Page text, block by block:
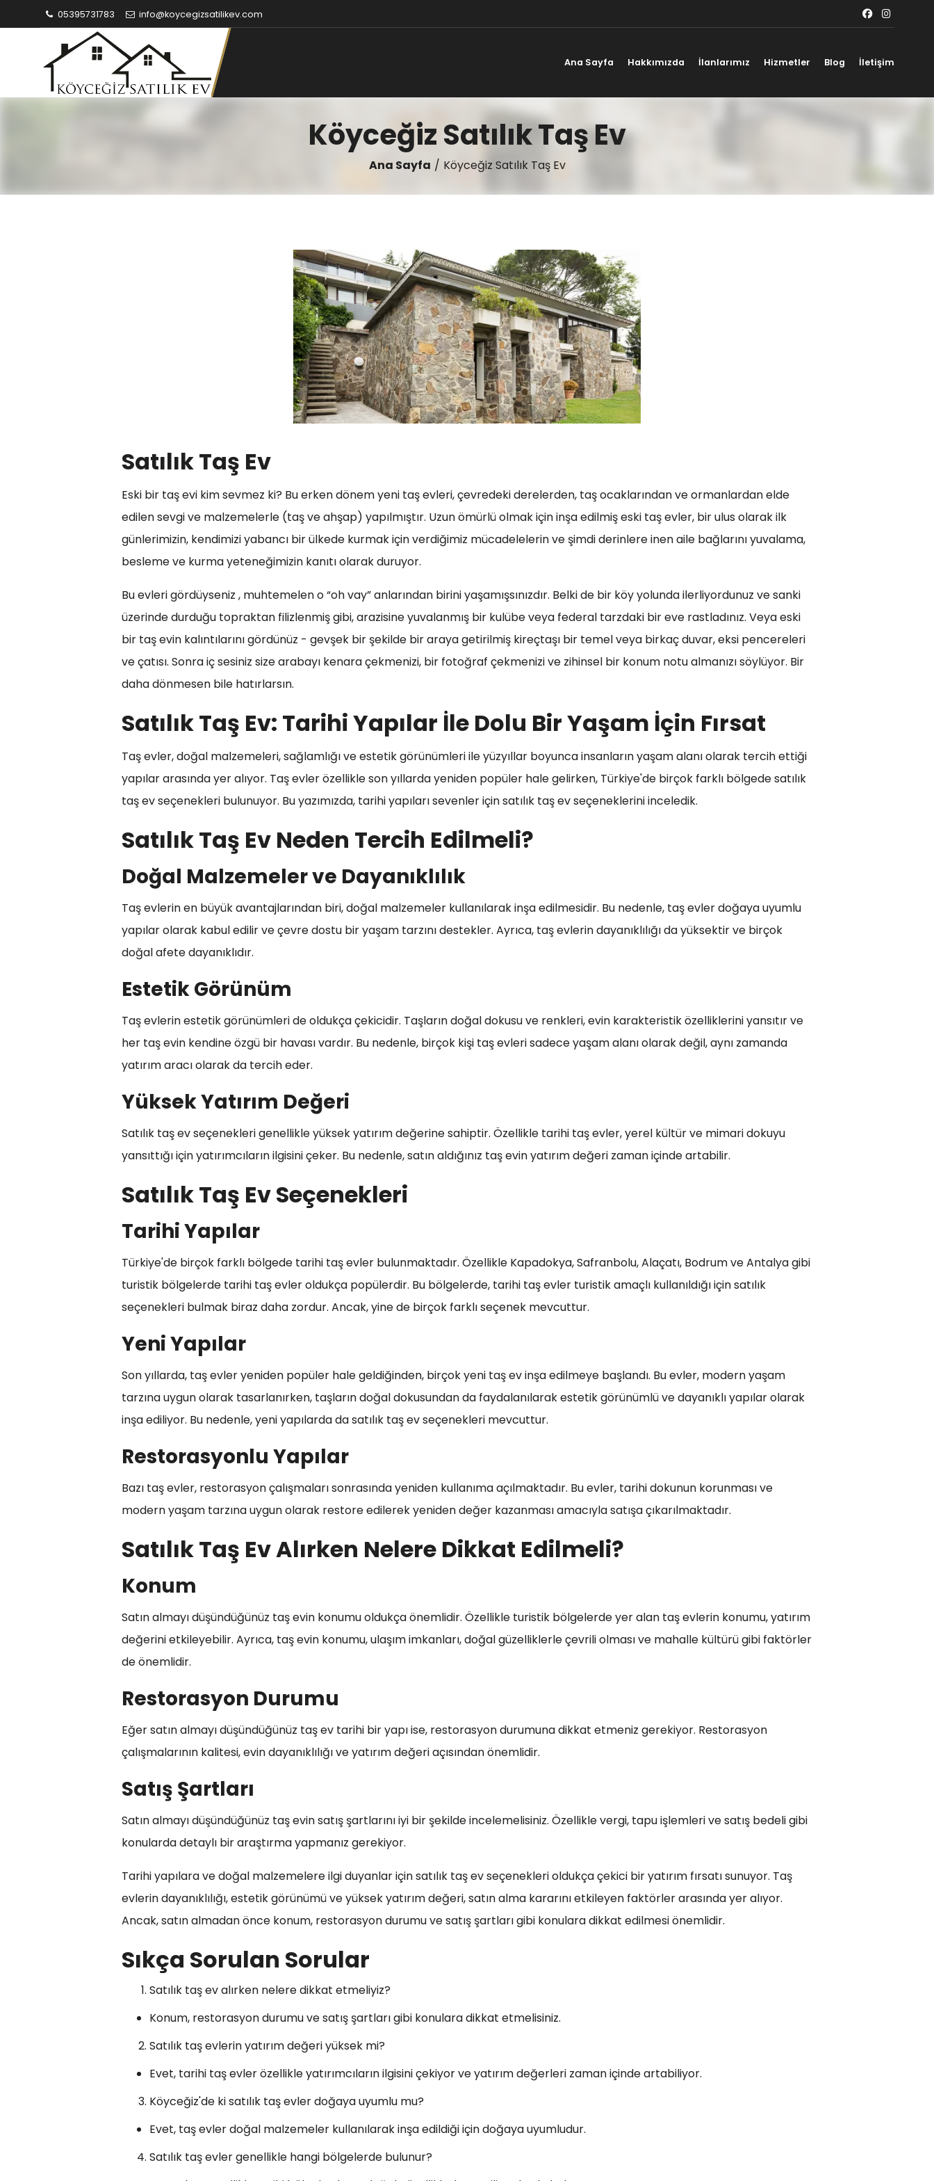
05395731783 info@koycegizsatilikev.com
Ana Sayfa Hakkımızda İlanlarımız Hizmetler Blog İletişim
Köyceğiz Satılık Taş Ev
Ana Sayfa Köyceğiz Satılık Taş Ev
Satılık Taş Ev
Eski bir taş evi kim sevmez ki? Bu erken dönem yeni taş evleri, çevredeki derelerden, taş ocaklarından ve ormanlardan elde
edilen sevgi ve malzemelerle (taş ve ahşap) yapılmıştır. Uzun ömürlü olmak için inşa edilmiş eski taş evler, bir ulus olarak ilk
günlerimizin, kendimizi yabancı bir ülkede kurmak için verdiğimiz mücadelelerin ve şimdi derinlere inen aile bağlarını yuvalama,
besleme ve kurma yeteneğimizin kanıtı olarak duruyor.
Bu evleri gördüyseniz , muhtemelen o “oh vay” anlarından birini yaşamışsınızdır. Belki de bir köy yolunda ilerliyordunuz ve sanki
üzerinde durduğu topraktan filizlenmiş gibi, arazisine yuvalanmış bir kulübe veya federal tarzdaki bir eve rastladınız. Veya eski
bir taş evin kalıntılarını gördünüz - gevşek bir şekilde bir araya getirilmiş kireçtaşı bir temel veya birkaç duvar, eksi pencereleri
ve çatısı. Sonra iç sesiniz size arabayı kenara çekmenizi, bir fotoğraf çekmenizi ve zihinsel bir konum notu almanızı söylüyor. Bir
daha dönmesen bile hatırlarsın.
Satılık Taş Ev: Tarihi Yapılar İle Dolu Bir Yaşam İçin Fırsat
Taş evler, doğal malzemeleri, sağlamlığı ve estetik görünümleri ile yüzyıllar boyunca insanların yaşam alanı olarak tercih ettiği
yapılar arasında yer alıyor. Taş evler özellikle son yıllarda yeniden popüler hale gelirken, Türkiye'de birçok farklı bölgede satılık
taş ev seçenekleri bulunuyor. Bu yazımızda, tarihi yapıları sevenler için satılık taş ev seçeneklerini inceledik.
Satılık Taş Ev Neden Tercih Edilmeli?
Doğal Malzemeler ve Dayanıklılık
Taş evlerin en büyük avantajlarından biri, doğal malzemeler kullanılarak inşa edilmesidir. Bu nedenle, taş evler doğaya uyumlu
yapılar olarak kabul edilir ve çevre dostu bir yaşam tarzını destekler. Ayrıca, taş evlerin dayanıklılığı da yüksektir ve birçok
doğal afete dayanıklıdır.
Estetik Görünüm
Taş evlerin estetik görünümleri de oldukça çekicidir. Taşların doğal dokusu ve renkleri, evin karakteristik özelliklerini yansıtır ve
her taş evin kendine özgü bir havası vardır. Bu nedenle, birçok kişi taş evleri sadece yaşam alanı olarak değil, aynı zamanda
yatırım aracı olarak da tercih eder.
Yüksek Yatırım Değeri
Satılık taş ev seçenekleri genellikle yüksek yatırım değerine sahiptir. Özellikle tarihi taş evler, yerel kültür ve mimari dokuyu
yansıttığı için yatırımcıların ilgisini çeker. Bu nedenle, satın aldığınız taş evin yatırım değeri zaman içinde artabilir.
Satılık Taş Ev Seçenekleri
Tarihi Yapılar
Türkiye'de birçok farklı bölgede tarihi taş evler bulunmaktadır. Özellikle Kapadokya, Safranbolu, Alaçatı, Bodrum ve Antalya gibi
turistik bölgelerde tarihi taş evler oldukça popülerdir. Bu bölgelerde, tarihi taş evler turistik amaçlı kullanıldığı için satılık
seçenekleri bulmak biraz daha zordur. Ancak, yine de birçok farklı seçenek mevcuttur.
Yeni Yapılar
Son yıllarda, taş evler yeniden popüler hale geldiğinden, birçok yeni taş ev inşa edilmeye başlandı. Bu evler, modern yaşam
tarzına uygun olarak tasarlanırken, taşların doğal dokusundan da faydalanılarak estetik görünümlü ve dayanıklı yapılar olarak
inşa ediliyor. Bu nedenle, yeni yapılarda da satılık taş ev seçenekleri mevcuttur.
Restorasyonlu Yapılar
Bazı taş evler, restorasyon çalışmaları sonrasında yeniden kullanıma açılmaktadır. Bu evler, tarihi dokunun korunması ve
modern yaşam tarzına uygun olarak restore edilerek yeniden değer kazanması amacıyla satışa çıkarılmaktadır.
Satılık Taş Ev Alırken Nelere Dikkat Edilmeli?
Konum
Satın almayı düşündüğünüz taş evin konumu oldukça önemlidir. Özellikle turistik bölgelerde yer alan taş evlerin konumu, yatırım
değerini etkileyebilir. Ayrıca, taş evin konumu, ulaşım imkanları, doğal güzelliklerle çevrili olması ve mahalle kültürü gibi faktörler
de önemlidir.
Restorasyon Durumu
Eğer satın almayı düşündüğünüz taş ev tarihi bir yapı ise, restorasyon durumuna dikkat etmeniz gerekiyor. Restorasyon
çalışmalarının kalitesi, evin dayanıklılığı ve yatırım değeri açısından önemlidir.
Satış Şartları
Satın almayı düşündüğünüz taş evin satış şartlarını iyi bir şekilde incelemelisiniz. Özellikle vergi, tapu işlemleri ve satış bedeli gibi
konularda detaylı bir araştırma yapmanız gerekiyor.
Tarihi yapılara ve doğal malzemelere ilgi duyanlar için satılık taş ev seçenekleri oldukça çekici bir yatırım fırsatı sunuyor. Taş
evlerin dayanıklılığı, estetik görünümü ve yüksek yatırım değeri, satın alma kararını etkileyen faktörler arasında yer alıyor.
Ancak, satın almadan önce konum, restorasyon durumu ve satış şartları gibi konulara dikkat edilmesi önemlidir.
Sıkça Sorulan Sorular
Satılık taş ev alırken nelere dikkat etmeliyiz?
Konum, restorasyon durumu ve satış şartları gibi konulara dikkat etmelisiniz.
Satılık taş evlerin yatırım değeri yüksek mi?
Evet, tarihi taş evler özellikle yatırımcıların ilgisini çekiyor ve yatırım değerleri zaman içinde artabiliyor.
Köyceğiz'de ki satılık taş evler doğaya uyumlu mu?
Evet, taş evler doğal malzemeler kullanılarak inşa edildiği için doğaya uyumludur.
Satılık taş evler genellikle hangi bölgelerde bulunur?